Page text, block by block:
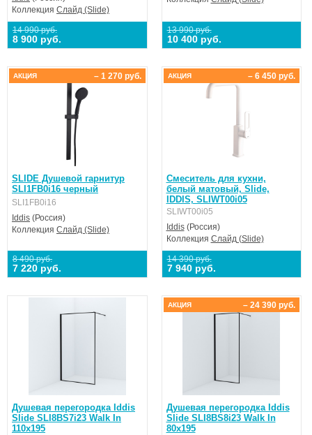
Коллекция Слайд (Slide)
14 990 руб.
8 900 руб.
13 990 руб.
10 400 руб.
SLIDE Душевой гарнитур
SLI1FB0i16 черный
SLI1FB0i16
Iddis (Россия)
Коллекция Слайд (Slide)
8 490 руб.
7 220 руб.
– 1 270 руб.
АКЦИЯ
Смеситель для кухни,
белый матовый, Slide,
IDDIS, SLIWT00i05
SLIWT00i05
Iddis(Россия)
Коллекция Слайд (Slide)
14 390 руб.
7 940 руб.
– 6 450 руб.
АКЦИЯ
Душевая перегородка Iddis
Slide SLI8BS7i23 Walk In
110x195
Душевая перегородка Iddis
Slide SLI8BS8i23 Walk In
80x195
– 24 390 руб.
АКЦИЯ